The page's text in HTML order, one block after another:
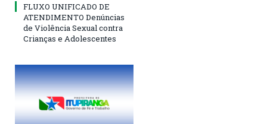
FLUXO UNIFICADO DE
ATENDIMENTO Denúncias
de Violência Sexual contra
Crianças e Adolescentes